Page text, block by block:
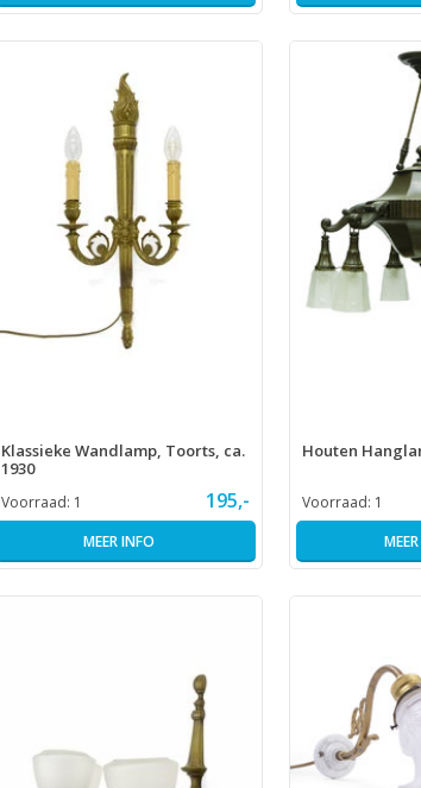
Klassieke Wandlamp, Toorts, ca.
1930
Voorraad: 1 195,-
MEER INFO
Houten
Voorraad: 1